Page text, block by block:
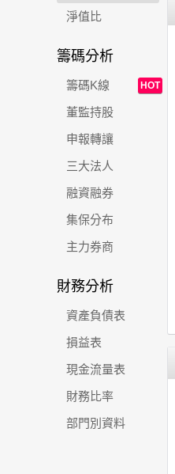
淨值比
籌碼分析
籌碼K線 HOT
董監持股
申報轉讓
三大法人
融資融券
集保分布
主力券商
財務分析
資產負債表
損益表
現金流量表
財務比率
部門別資料